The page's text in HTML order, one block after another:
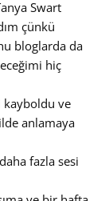
Swart
çünkü
bloglarda da
hiç
kayboldu ve
anlamaya
fazla sesi